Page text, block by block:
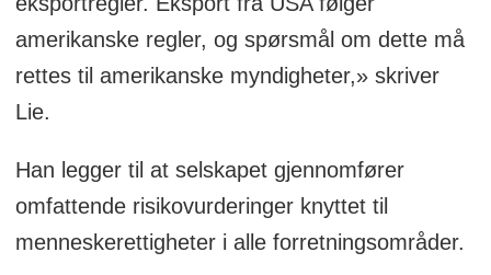
amerikanske regler, og spørsmål om dette må
rettes til amerikanske myndigheter,» skriver
Lie.
Han legger til at selskapet gjennomfører
omfattende risikovurderinger knyttet til
menneskerettigheter i alle forretningsområder.